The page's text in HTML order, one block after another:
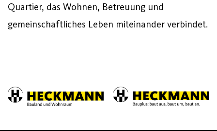
Quartier, das Wohnen, Betreuung und
gemeinschaftliches Leben miteinander verbindet.